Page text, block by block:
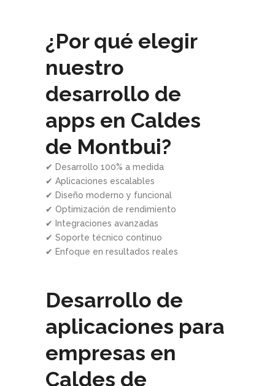
¿Por qué elegir
nuestro
desarrollo de
apps en Caldes
de Montbui?
✔ Desarrollo 100% a medida
✔ Aplicaciones escalables
✔ Diseño moderno y funcional
✔ Optimización de rendimiento
✔ Integraciones avanzadas
✔ Soporte técnico continuo
✔ Enfoque en resultados reales
Desarrollo de
aplicaciones para
empresas en
Caldes de